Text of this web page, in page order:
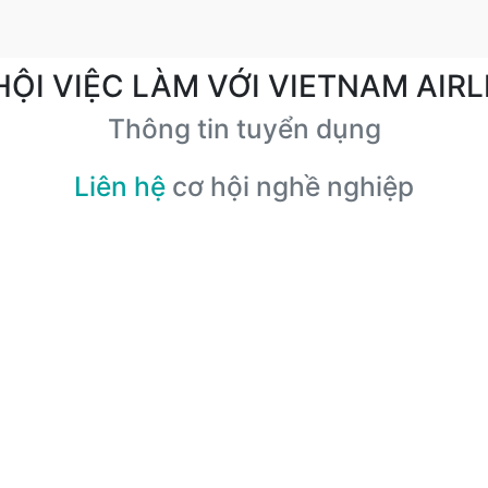
VIỆC LÀM VỚI VIETNAM
Thông tin tuyển dụng
Liên hệ cơ hội nghề nghiệp